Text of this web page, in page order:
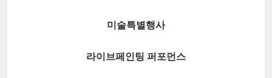
미술특별행사
라이브페인팅 퍼포먼스